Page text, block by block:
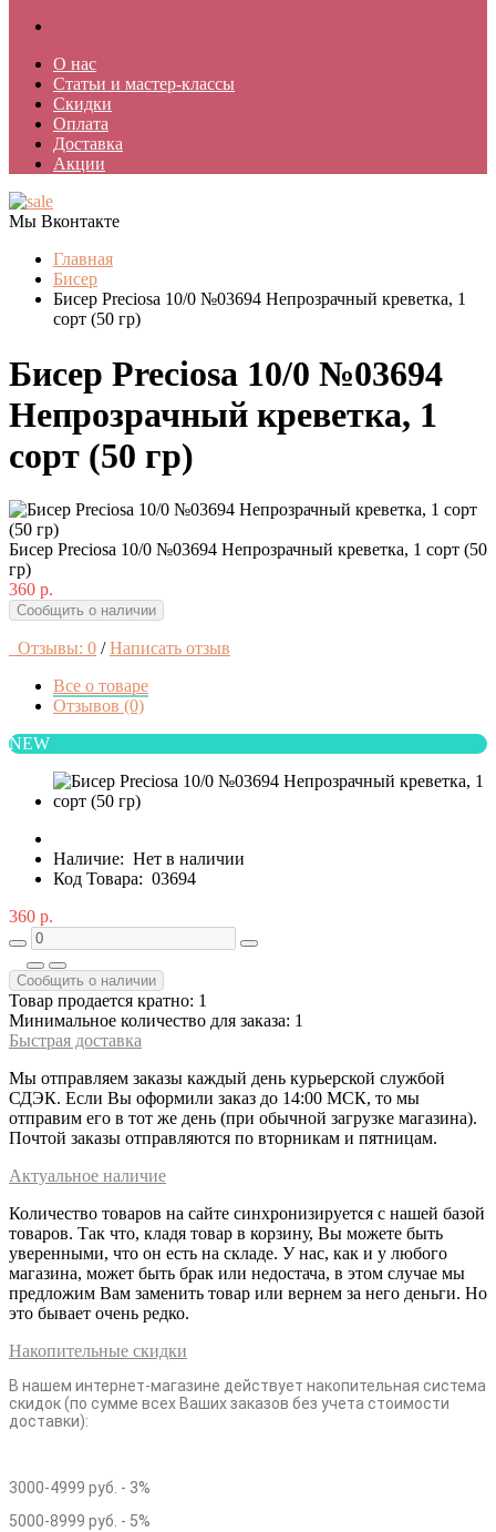
О нас
Статьи и мастер-классы
Скидки
Оплата
Доставка
Акции
Мы Вконтакте
Главная
Бисер
Бисер Preciosa 10/0 №03694 Непрозрачный креветка, 1
сорт (50 гр)
Бисер Preciosa 10/0 №03694
Непрозрачный креветка, 1
сорт (50 гр)
Бисер Preciosa 10/0 №03694 Непрозрачный креветка, 1 сорт (50
гр)
360 р.
Сообщить о наличии
Отзывы: 0 / Написать отзыв
Все о товаре
Отзывов (0)
NEW
Наличие: Нет в наличии
Код Товара: 03694
360 р.
Сообщить о наличии
Товар продается кратно: 1
Минимальное количество для заказа: 1
Быстрая доставка
Мы отправляем заказы каждый день курьерской службой
СДЭК. Если Вы оформили заказ до 14:00 МСК, то мы
отправим его в тот же день (при обычной загрузке магазина).
Почтой заказы отправляются по вторникам и пятницам.
Актуальное наличие
Количество товаров на сайте синхронизируется с нашей базой
товаров. Так что, кладя товар в корзину, Вы можете быть
уверенными, что он есть на складе. У нас, как и у любого
магазина, может быть брак или недостача, в этом случае мы
предложим Вам заменить товар или вернем за него деньги. Но
это бывает очень редко.
Накопительные скидки
В нашем интернет-магазине действует накопительная система
скидок (по сумме всех Ваших заказов без учета стоимости
доставки):
3000-4999 руб. - 3%
5000-8999 руб. - 5%